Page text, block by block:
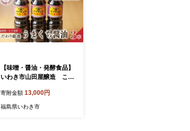
【味噌・醤油・発酵食品】
いわき市山田屋醸造 こだ
まくち）
寄附金額 13,000円
福島県いわき市